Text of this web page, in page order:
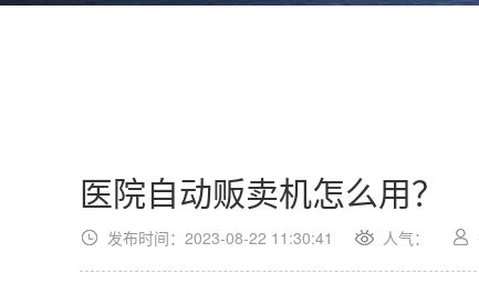
医院自动贩卖机怎么用？
发布时间：2023-08-22 11:30:41 人气：